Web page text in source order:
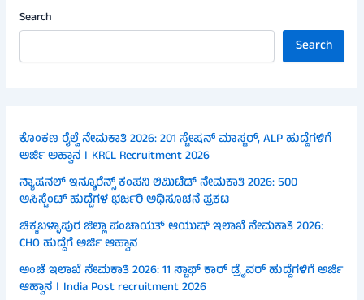
Search
Search
ಕೊಂಕಣ ರೈಲ್ವೆ ನೇಮಕಾತಿ 2026: 201 ಸ್ಟೇಷನ್ ಮಾಸ್ಟರ್, ALP ಹುದ್ದೆಗಳಿಗೆ
ಅರ್ಜಿ ಅಹ್ವಾನ । KRCL Recruitment 2026
ನ್ಯಾಷನಲ್ ಇನ್ಶೂರೆನ್ಸ್ ಕಂಪನಿ ಲಿಮಿಟೆಡ್ ನೇಮಕಾತಿ 2026: 500
ಅಸಿಸ್ಟೆಂಟ್ ಹುದ್ದೆಗಳ ಭರ್ಜರಿ ಅಧಿಸೂಚನೆ ಪ್ರಕಟ
ಚಿಕ್ಕಬಳ್ಳಾಪುರ ಜಿಲ್ಲಾ ಪಂಚಾಯತ್ ಆಯುಷ್ ಇಲಾಖೆ ನೇಮಕಾತಿ 2026:
CHO ಹುದ್ದೆಗೆ ಅರ್ಜಿ ಆಹ್ವಾನ
ಅಂಚೆ ಇಲಾಖೆ ನೇಮಕಾತಿ 2026: 11 ಸ್ಟಾಫ್ ಕಾರ್ ಡ್ರೈವರ್ ಹುದ್ದೆಗಳಿಗೆ ಅರ್ಜಿ
ಆಹ್ವಾನ । India Post recruitment 2026